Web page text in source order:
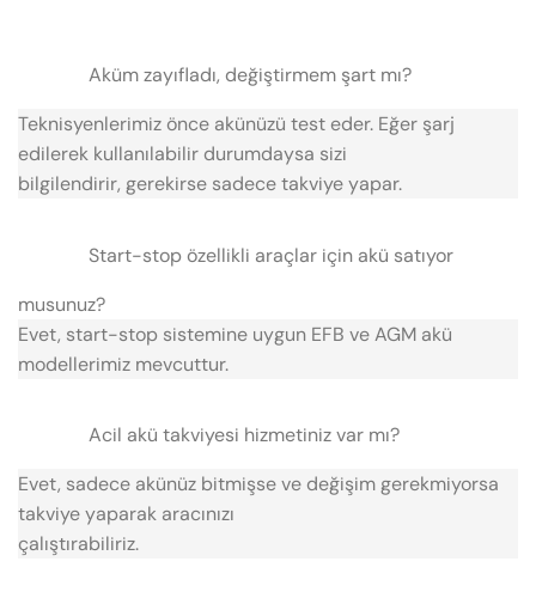
Aküm zayıfladı, değiştirmem şart mı?
Teknisyenlerimiz önce akünüzü test eder. Eğer şarj
edilerek kullanılabilir durumdaysa sizi
bilgilendirir, gerekirse sadece takviye yapar.
Start-stop özellikli araçlar için akü satıyor
musunuz?
Evet, start-stop sistemine uygun EFB ve AGM akü
modellerimiz mevcuttur.
Acil akü takviyesi hizmetiniz var mı?
Evet, sadece akünüz bitmişse ve değişim gerekmiyorsa
takviye yaparak aracınızı
çalıştırabiliriz.